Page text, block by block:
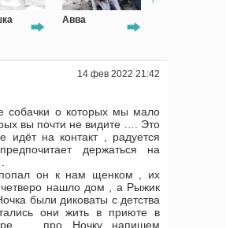
Авва Петюня
14 фев 2022 21:42
собачки о которых мы мало
вы почти не видите …. Это
идёт на контакт , радуется
держаться на
он к нам щенком , их
нашло дом , а Рыжик
были диковаты с детства
они жить в приюте в
… про Ночку напишем